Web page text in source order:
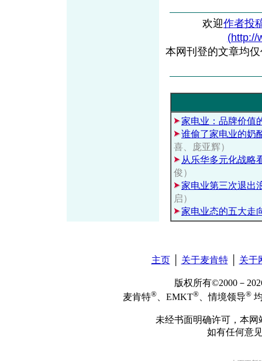
欢迎作者投
(http://
本网刊登的文章均
家电业：品牌价值
谁偷了家电业的奶
喜、庞亚辉）
从乐华多元化战略
俊）
家电业第三次退出
启）
家电业态的五大走
主页│ 关于麦肯特│ 关于
版权所有©2000－
麦肯特® 、EMKT® 、情境领导®
未经书面明确许可，本
如有任何意